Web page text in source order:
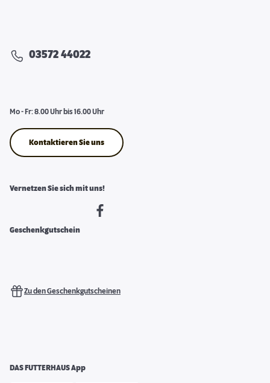
03572 44022
Mo - Fr: 8.00 Uhr bis 16.00 Uhr
Kontaktieren Sie uns
Vernetzen Sie sich mit uns!
Geschenkgutschein
Zu den Geschenkgutscheinen
DAS FUTTERHAUS App